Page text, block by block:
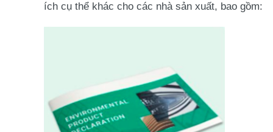
ích cụ thể khác cho các nhà sản xuất, bao gồm: